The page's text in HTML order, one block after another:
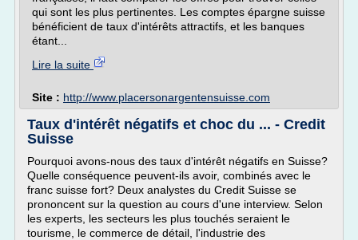
qui sont les plus pertinentes. Les comptes épargne suisse
bénéficient de taux d'intérêts attractifs, et les banques
étant...
Lire la suite
Site : http://www.placersonargentensuisse.com
Taux d'intérêt négatifs et choc du ... - Credit
Suisse
Pourquoi avons-nous des taux d'intérêt négatifs en Suisse?
Quelle conséquence peuvent-ils avoir, combinés avec le
franc suisse fort? Deux analystes du Credit Suisse se
prononcent sur la question au cours d'une interview. Selon
les experts, les secteurs les plus touchés seraient le
tourisme, le commerce de détail, l'industrie des